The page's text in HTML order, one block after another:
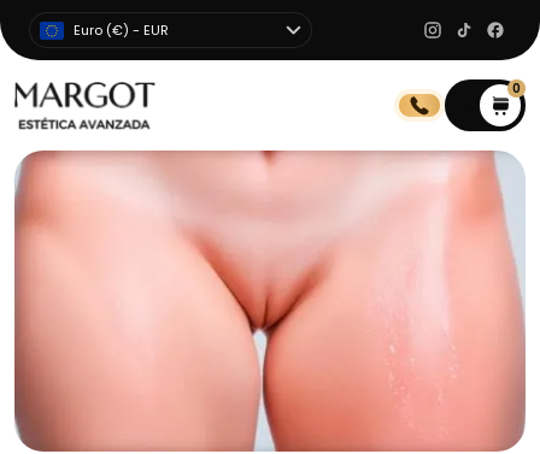
Euro (€) - EUR
0